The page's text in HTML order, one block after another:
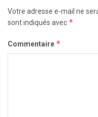
Votre adresse e-mail ne
sont indiqués avec *
Commentaire *